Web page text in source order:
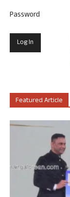
Password
Featured Article